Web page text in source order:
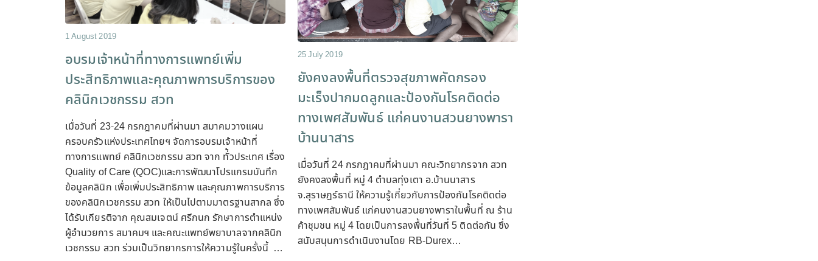
1 August 2019
อบรมเจ้าหน้าที่ทางการแพทย์เพิ่ม
ประสิทธิภาพและคุณภาพการบริการของ
คลินิกเวชกรรม สวท
เมื่อวันที่ 23-24 กรกฎาคมที่ผ่านมา สมาคมวางแผน
ครอบครัวแห่งประเทศไทยฯ จัดการอบรมเจ้าหน้าที่
ทางการแพทย์ คลินิกเวชกรรม สวท จาก ทั่้วประเทศ เรื่อง
Quality of Care (QOC)และการพัฒนาโปรแกรมบันทึก
ข้อมูลคลินิก เพื่อเพิ่มประสิทธิภาพ และคุณภาพการบริการ
ของคลินิกเวชกรรม สวท ให้เป็นไปตามมาตรฐานสากล ซึ่ง
ได้รับเกียรติจาก คุณสมเจตน์ ศรีกนก รักษาการตำแหน่ง
ผู้อำนวยการ สมาคมฯ และคณะแพทย์พยาบาลจากคลินิก
เวชกรรม สวท ร่วมเป็นวิทยากรการให้ความรู้ในครั้งนี้ …
25 July 2019
ยังคงลงพื้นที่ตรวจสุขภาพคัดกรอง
มะเร็งปากมดลูกและป้องกันโรคติดต่อ
ทางเพศสัมพันธ์ แก่คนงานสวนยางพารา
บ้านนาสาร
เมื่อวันที่ 24 กรกฎาคมที่ผ่านมา คณะวิทยากรจาก สวท
ยังคงลงพื้นที่ หมู่ 4 ตำบลทุ่งเตา อ.บ้านนาสาร
จ.สุราษฎร์ธานี ให้ความรู้เกี่ยวกับการป้องกันโรคติดต่อ
ทางเพศสัมพันธ์ แก่คนงานสวนยางพาราในพื้นที่ ณ ร้าน
ค้าชุมชน หมู่ 4 โดยเป็นการลงพื้นที่วันที่ 5 ติดต่อกัน ซึ่ง
สนับสนุนการดำเนินงานโดย RB-Durex…